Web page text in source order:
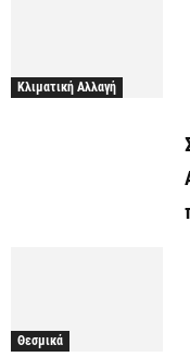
Κλιματική Αλλαγή
Θεσμικά